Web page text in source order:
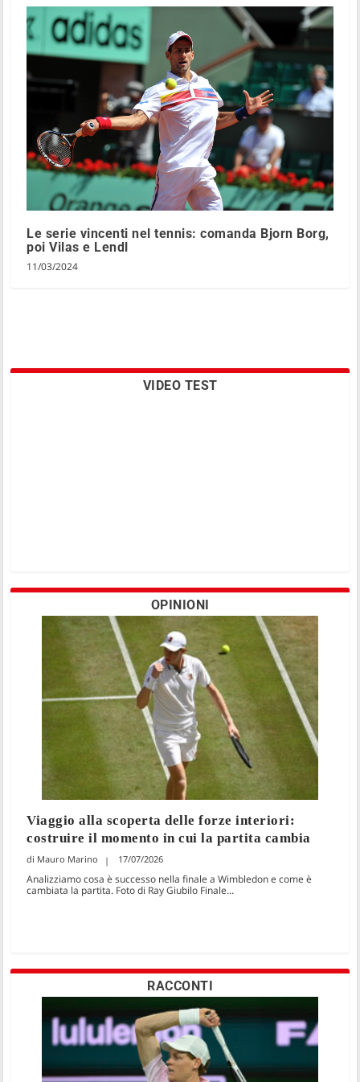
Le serie vincenti nel tennis: comanda Bjorn Borg,
poi Vilas e Lendl
11/03/2024
VIDEO TEST
OPINIONI
Viaggio alla scoperta delle forze interiori:
costruire il momento in cui la partita cambia
Mauro Marino 17/07/2026
Analizziamo cosa è successo nella finale a Wimbledon e come è
cambiata la partita. Foto di Ray Giubilo Finale...
RACCONTI